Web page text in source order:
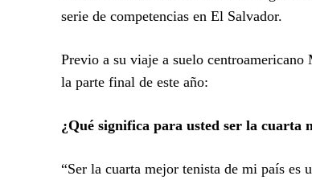
serie de competencias en El Salvador.
Previo a su viaje a suelo
la parte final de este año:
¿Qué significa para usted ser la cuarta
“Ser la cuarta mejor tenista de mi país